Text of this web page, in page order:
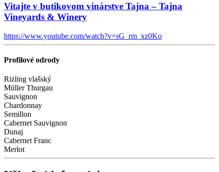
Vitajte v butikovom vinárstve Tajna – Tajna
Vineyards & Winery
https://www.youtube.com/watch?v=sG_rm_xz0Ko
Profilové odrody
Rizling vlašský
Müller Thurgau
Sauvignon
Chardonnay
Semillon
Cabernet Sauvignon
Dunaj
Cabernet Franc
Merlot